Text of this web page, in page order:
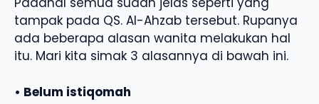
tampak pada QS. Al-Ahzab tersebut. Rupanya
ada beberapa alasan wanita melakukan hal
itu. Mari kita simak 3 alasannya di bawah ini.
• Belum istiqomah